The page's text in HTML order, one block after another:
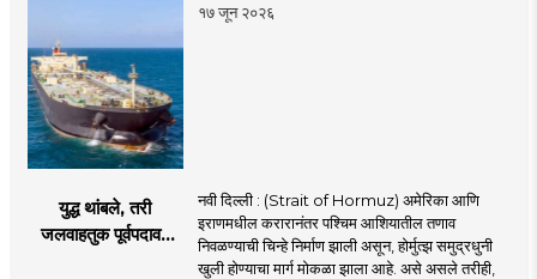
१७ जून २०२६
युद्ध थांबले, तरी
जलवाहतुक पूर्वपदावर
नवी दिल्ली : (Strait of Hormuz) अमेरिका आणि
इराणमधील करारानंतर पश्चिम आशियातील तणाव
निवळण्याची चिन्हे निर्माण झाली असून, होर्मुत्झ समुद्रधुनी
खुली होण्याचा मार्ग मोकळा झाला आहे. असे असले तरीही,